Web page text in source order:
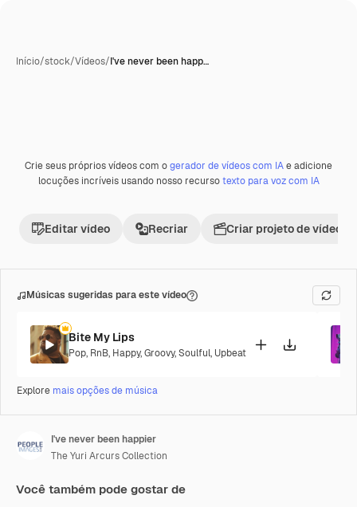
Início/stock/Vídeos/I've never been happ…
Premium
Crie seus próprios vídeos com ogerador de vídeos com IAe adicione
locuções incríveis usando nosso recursotexto para voz com IA
Editar vídeo Recriar Criar projeto de vídeo
Músicas sugeridas para este vídeo
Bite My Lips
Pop, RnB, Happy,Groovy,Soulful, Upbeat
Explore mais opções de música
I've never been happier
The Yuri Arcurs Collection
Você também pode gostar de